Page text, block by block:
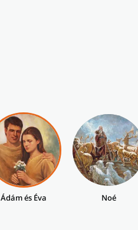
Ádám és Éva Noé